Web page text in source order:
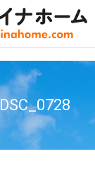
DSC_0728